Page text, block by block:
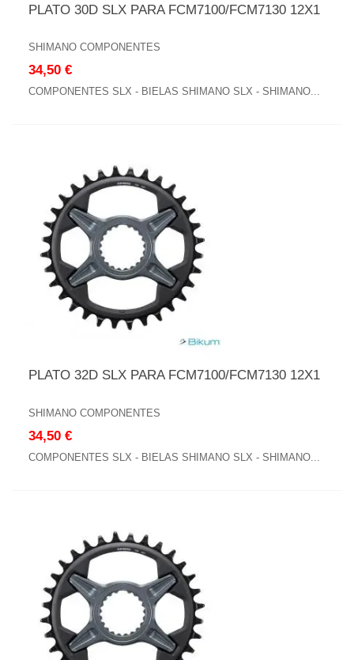
PLATO 30D SLX PARA FCM7100/FCM7130 12X1
SHIMANO COMPONENTES
34,50 €
COMPONENTES SLX - BIELAS SHIMANO SLX - SHIMANO...
PLATO 32D SLX PARA FCM7100/FCM7130 12X1
SHIMANO COMPONENTES
34,50 €
COMPONENTES SLX - BIELAS SHIMANO SLX - SHIMANO...